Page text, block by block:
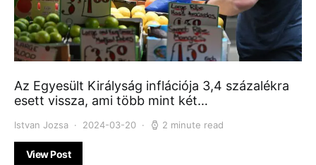
Az Egyesült Királyság inflációja 3,4 százalékra
esett vissza, ami több mint két…
Istvan Jozsa 2024-03-20 2 minute read
View Post